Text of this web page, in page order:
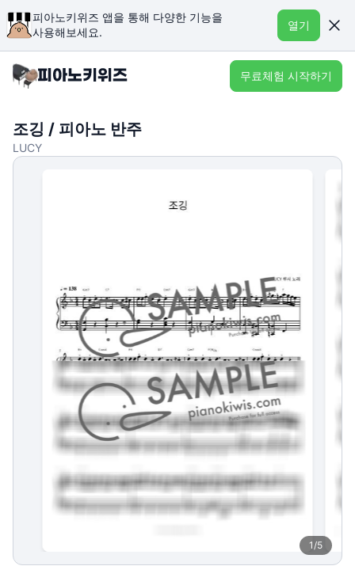
피아노키위즈 앱을 통해 다양한 기능을
사용해보세요.
열기
무료체험 시작하기
조깅 / 피아노 반주
LUCY
1/5